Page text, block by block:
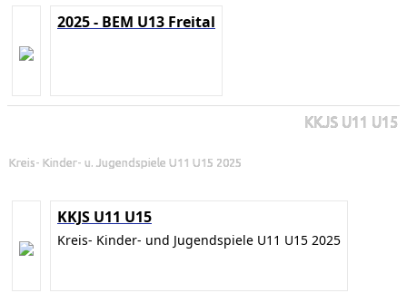
2025 - BEM U13 Freital
KKJS U11 U15
Kreis- Kinder- u. Jugendspiele U11 U15 2025
KKJS U11 U15
Kreis- Kinder- und Jugendspiele U11 U15 2025